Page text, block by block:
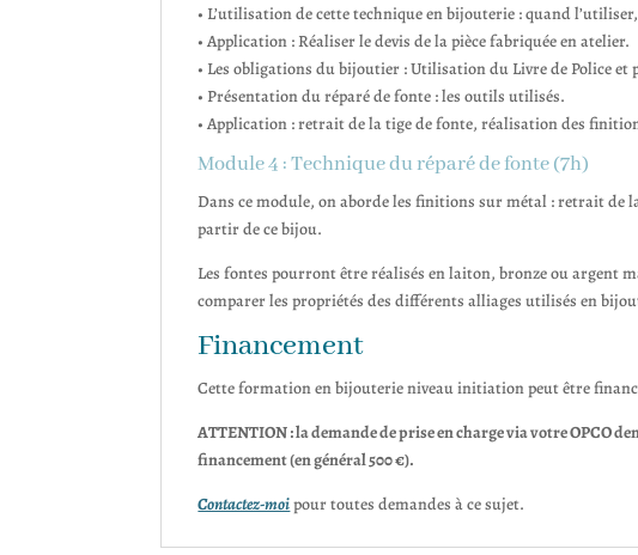
• L’utilisation de cette technique en bijouterie : quand
• Application : Réaliser le devis de la pièce fabriquée en atelier.
• Les obligations du bijoutier : Utilisation du Livre de Police
• Présentation du réparé de fonte : les outils utilisés.
• Application : retrait de la tige de fonte, réalisation des
Module 4 : Technique du réparé de fonte (7h)
Dans ce module, on aborde les finitions sur métal : retrait de
partir de ce bijou.
Les fontes pourront être réalisés en laiton, bronze ou argent
comparer les propriétés des différents alliages utilisés en
Financement
Cette formation en bijouterie niveau initiation peut être
ATTENTION : la demande de prise en charge via votre OPCO
financement (en général 500 €).
Contactez-moipour toutes demandes à ce sujet.